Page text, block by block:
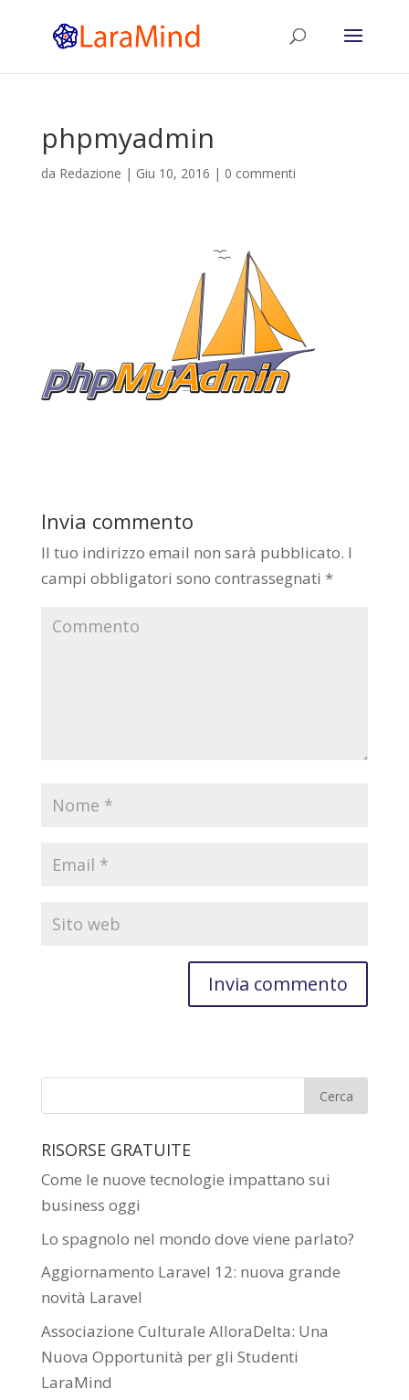
phpmyadmin
da Redazione | Giu 10, 2016 | 0 commenti
Invia commento
Il tuo indirizzo email non sarà pubblicato. I
campi obbligatori sono contrassegnati *
RISORSE GRATUITE
Come le nuove tecnologie impattano sui
business oggi
Lo spagnolo nel mondo dove viene parlato?
Aggiornamento Laravel 12: nuova grande
novità Laravel
Associazione Culturale AlloraDelta: Una
Nuova Opportunità per gli Studenti
LaraMind